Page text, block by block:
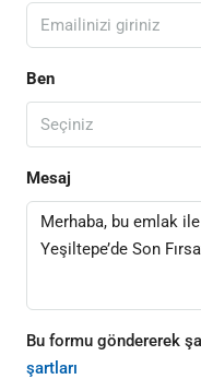
Ben
Seçiniz
Mesaj
Bu formu göndererek
şartları